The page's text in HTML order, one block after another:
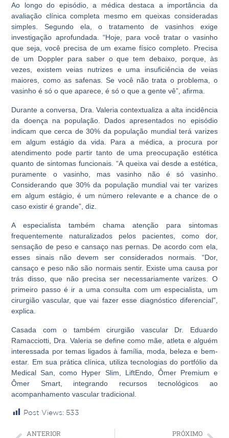
Ao longo do episódio, a médica destaca a importância da
avaliação clínica completa mesmo em queixas consideradas
simples. Segundo ela, o tratamento de vasinhos exige
investigação aprofundada. “Hoje, para você tratar o vasinho
que seja, você precisa de um exame físico completo. Precisa
de um Doppler para saber o que tem debaixo, porque, às
vezes, existem veias nutrizes e uma insuficiência de veias
maiores, como as safenas. Se você não trata o problema, o
vasinho é só o que aparece, é só o que a gente vê”, afirma.
Durante a conversa, Dra. Valeria contextualiza a alta incidência
da doença na população. Dados apresentados no episódio
indicam que cerca de 30% da população mundial terá varizes
em algum estágio da vida. Para a médica, a procura por
atendimento pode partir tanto de uma preocupação estética
quanto de sintomas funcionais. “A queixa vai desde a estética,
puramente o vasinho, mas vasinho não é só vasinho.
Considerando que 30% da população mundial vai ter varizes
em algum estágio, é um número relevante e a chance de o
caso existir é grande”, diz.
A especialista também chama atenção para sintomas
frequentemente naturalizados pelos pacientes, como dor,
sensação de peso e cansaço nas pernas. De acordo com ela,
esses sinais não devem ser considerados normais. “Dor,
cansaço e peso não são normais sentir. Existe uma causa por
trás disso, que não precisa ser necessariamente varizes. O
primeiro passo é ir a uma consulta com um especialista, um
cirurgião vascular, que vai fazer esse diagnóstico diferencial”,
explica.
Casada com o também cirurgião vascular Dr. Eduardo
Ramacciotti, Dra. Valeria se define como mãe, atleta e alguém
interessada por temas ligados à família, moda, beleza e bem-
estar. Em sua prática clínica, utiliza tecnologias do portfólio da
Medical San, como Hyper Slim, LiftEndo, Ômer Premium e
Ômer Smart, integrando recursos tecnológicos ao
acompanhamento vascular tradicional.
Post Views: 533
ANTERIOR PRÓXIMO